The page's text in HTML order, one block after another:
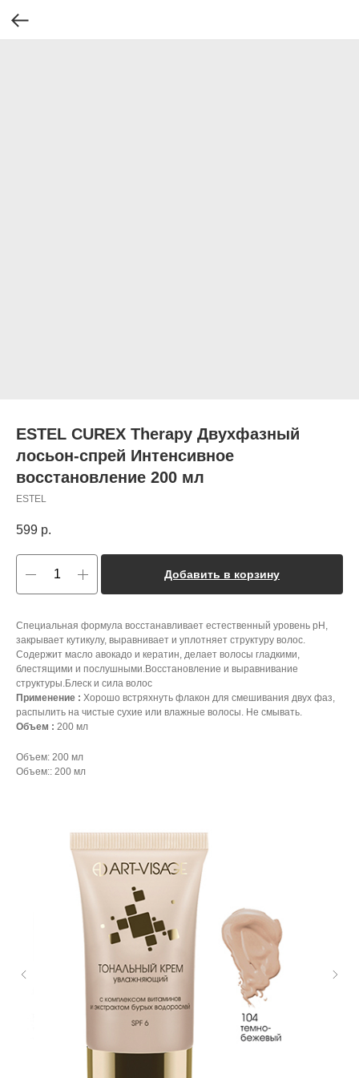
ESTEL CUREX Therapy Двухфазный
лосьон-спрей Интенсивное
восстановление 200 мл
ESTEL
599 р.
Добавить в корзину
Специальная формула восстанавливает естественный уровень pH,
закрывает кутикулу, выравнивает и уплотняет структуру волос.
Содержит масло авокадо и кератин, делает волосы гладкими,
блестящими и послушными.Восстановление и выравнивание
структуры.Блеск и сила волос
Применение : Хорошо встряхнуть флакон для смешивания двух фаз,
распылить на чистые сухие или влажные волосы. Не смывать.
Объем : 200 мл
Объем: 200 мл
Объем:: 200 мл